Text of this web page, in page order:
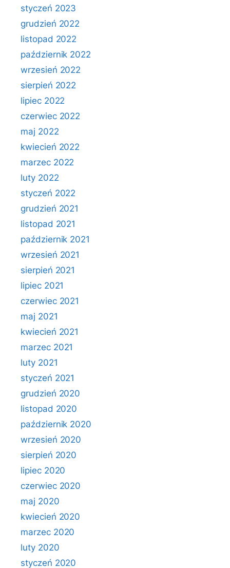
styczeń 2023
grudzień 2022
listopad 2022
październik 2022
wrzesień 2022
sierpień 2022
lipiec 2022
czerwiec 2022
maj 2022
kwiecień 2022
marzec 2022
luty 2022
styczeń 2022
grudzień 2021
listopad 2021
październik 2021
wrzesień 2021
sierpień 2021
lipiec 2021
czerwiec 2021
maj 2021
kwiecień 2021
marzec 2021
luty 2021
styczeń 2021
grudzień 2020
listopad 2020
październik 2020
wrzesień 2020
sierpień 2020
lipiec 2020
czerwiec 2020
maj 2020
kwiecień 2020
marzec 2020
luty 2020
styczeń 2020